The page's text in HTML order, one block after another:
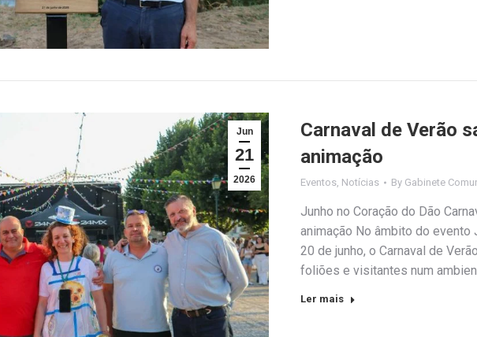
Jun
21
2026
Carnaval de Verão
animação
Eventos Notícias By Gabinete
Junho no Coração do Dão
animação No âmbito do evento
20 de junho, o Carnaval de
foliões e visitantes num
Ler mais